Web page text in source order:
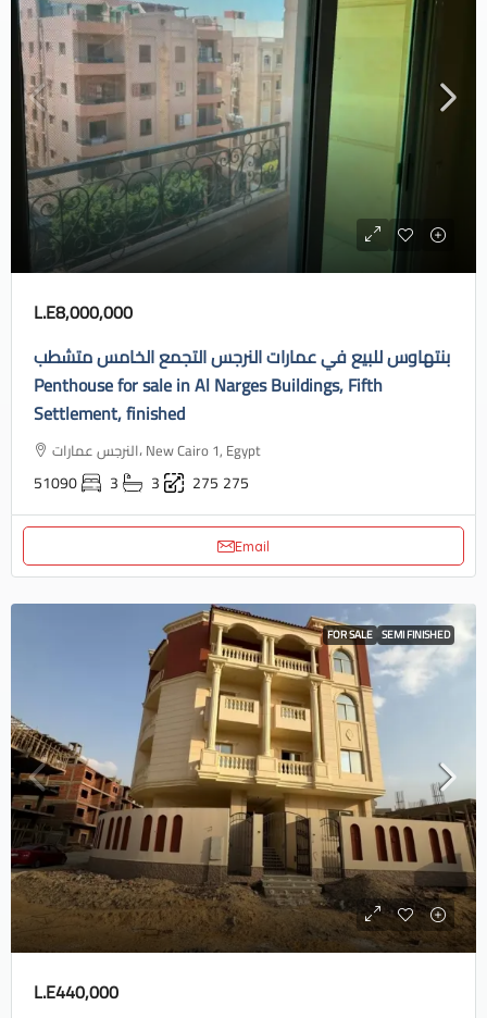
L.E8,000,000
بنتهاوس للبيع في عمارات النرجس التجمع الخامس متشطب
Penthouse for sale in Al Narges Buildings, Fifth
Settlement, finished
النرجس عمارات، New Cairo 1, Egypt
51090 3 3 275 275
Email
FOR SALE SEMI FINISHED
L.E440,000